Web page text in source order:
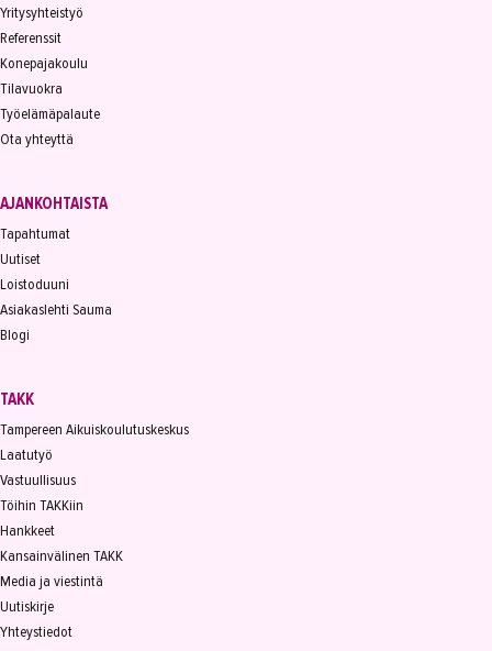
Yritysyhteistyö
Referenssit
Konepajakoulu
Tilavuokra
Työelämäpalaute
Ota yhteyttä
AJANKOHTAISTA
Tapahtumat
Uutiset
Loistoduuni
Asiakaslehti Sauma
Blogi
TAKK
Tampereen Aikuiskoulutuskeskus
Laatutyö
Vastuullisuus
Töihin TAKKiin
Hankkeet
Kansainvälinen TAKK
Media ja viestintä
Uutiskirje
Yhteystiedot